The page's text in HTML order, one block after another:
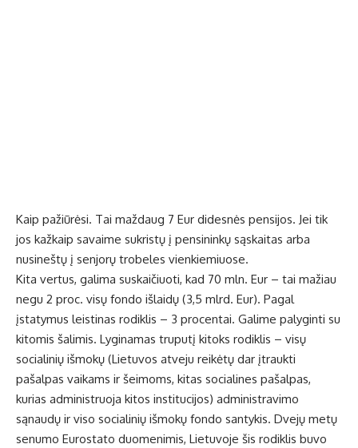
Kaip pažiūrėsi. Tai maždaug 7 Eur didesnės pensijos. Jei tik
jos kažkaip savaime sukristų į pensininkų sąskaitas arba
nusineštų į senjorų trobeles vienkiemiuose.
Kita vertus, galima suskaičiuoti, kad 70 mln. Eur – tai mažiau
negu 2 proc. visų fondo išlaidų (3,5 mlrd. Eur). Pagal
įstatymus leistinas rodiklis – 3 procentai. Galime palyginti su
kitomis šalimis. Lyginamas truputį kitoks rodiklis – visų
socialinių išmokų (Lietuvos atveju reikėtų dar įtraukti
pašalpas vaikams ir šeimoms, kitas socialines pašalpas,
kurias administruoja kitos institucijos) administravimo
sąnaudų ir viso socialinių išmokų fondo santykis. Dvejų metų
senumo Eurostato duomenimis, Lietuvoje šis rodiklis buvo